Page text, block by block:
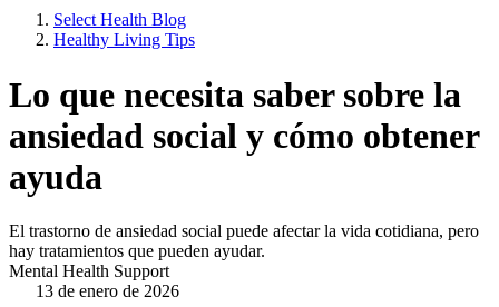
Select Health Blog
Healthy Living Tips
Lo que necesita saber sobre la
ansiedad social y cómo obtener
ayuda
El trastorno de ansiedad social puede afectar la vida cotidiana, pero
hay tratamientos que pueden ayudar.
Mental Health Support
13 de enero de 2026